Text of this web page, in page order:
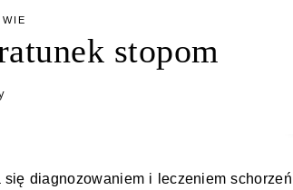
stopom
diagnozowaniem i leczeniem schorzeń